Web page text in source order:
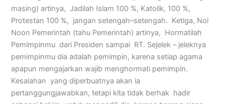
masing) artinya, Jadilah Islam 100 %, Katolik, 100 %,
Protestan 100 %, jangan setengah–setengah. Ketiga, Noi
Noon Pemerintah (tahu Pemerintah) artinya, Hormatilah
Pemimpinmu dari Presiden sampai RT. Sejelek – jeleknya
pemimpinmu dia adalah pemimpin, karena setiap agama
apapun mengajarkan wajib menghormati pemimpin.
Kesalahan yang diperbuatnya akan ia
pertanggungjawabkan, tetapi kita tidak berhak hadir